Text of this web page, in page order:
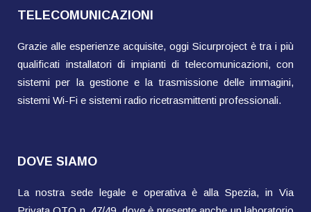
TELECOMUNICAZIONI
Grazie alle esperienze acquisite, oggi Sicurproject è tra i più
qualificati installatori di impianti di telecomunicazioni, con
sistemi per la gestione e la trasmissione delle immagini,
sistemi Wi-Fi e sistemi radio ricetrasmittenti professionali.
DOVE SIAMO
La nostra sede legale e operativa è alla Spezia, in Via